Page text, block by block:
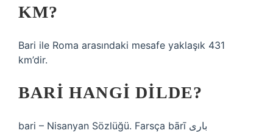
KM?
Bari ile Roma arasındaki mesafe yaklaşık 431
km’dir.
BARI HANGI DILDE?
bari – Nisanyan Sözlüğü. Farsça bārī باری